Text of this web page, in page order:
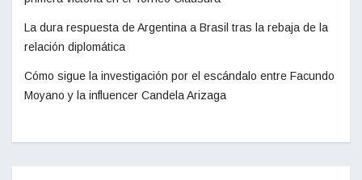
La dura respuesta de Argentina a Brasil tras la rebaja de la
relación diplomática
Cómo sigue la investigación por el escándalo entre Facundo
Moyano y la influencer Candela Arizaga